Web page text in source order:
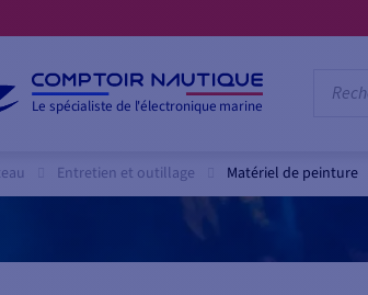
Le spécialiste de l'électronique marine
Entretien et outillage Matériel de peinture